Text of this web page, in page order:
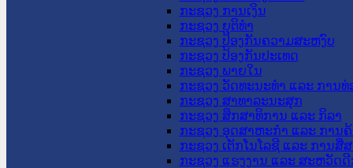
ກະຊວງ ການເງິນ
ກະຊວງ ຍຸຕິທໍາ
ກະຊວງ ປ້ອງກັນຄວາມສະຫງົບ
ກະຊວງ ປ້ອງກັນປະເທດ
ກະຊວງ ພາຍໃນ
ກະຊວງ ວັດທະນະທຳ ແລະ ການທ່
ກະຊວງ ສາທາລະນະສຸກ
ກະຊວງ ສຶກສາທິການ ແລະ ກິລາ
ກະຊວງ ອຸດສາຫະກຳ ແລະ ການຄ້
ກະຊວງ ເຕັກໂນໂລຊີ ແລະ ການສື່
ກະຊວງ ແຮງງານ ແລະ ສະຫວັດ